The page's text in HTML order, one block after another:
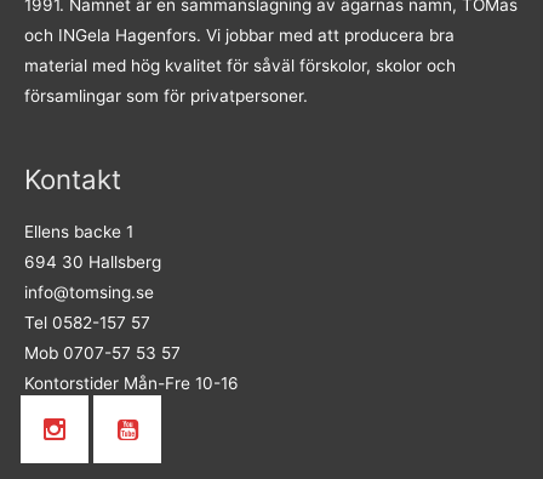
1991. Namnet är en sammanslagning av ägarnas namn, TOMas
och INGela Hagenfors. Vi jobbar med att producera bra
material med hög kvalitet för såväl förskolor, skolor och
församlingar som för privatpersoner.
Kontakt
Ellens backe 1
694 30 Hallsberg
info@tomsing.se
Tel 0582-157 57
Mob 0707-57 53 57
Kontorstider Mån-Fre 10-16